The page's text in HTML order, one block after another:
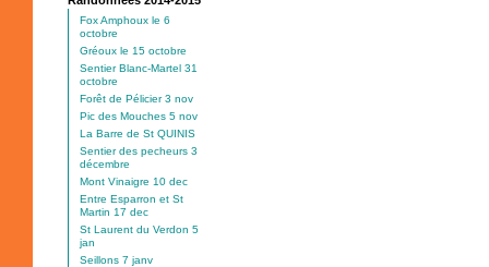
Fox Amphoux le 6
octobre
Gréoux le 15 octobre
Sentier Blanc-Martel 31
octobre
Forêt de Pélicier 3 nov
Pic des Mouches 5 nov
La Barre de St QUINIS
Sentier des pecheurs 3
décembre
Mont Vinaigre 10 dec
Entre Esparron et St
Martin 17 dec
St Laurent du Verdon 5
jan
Seillons 7 janv